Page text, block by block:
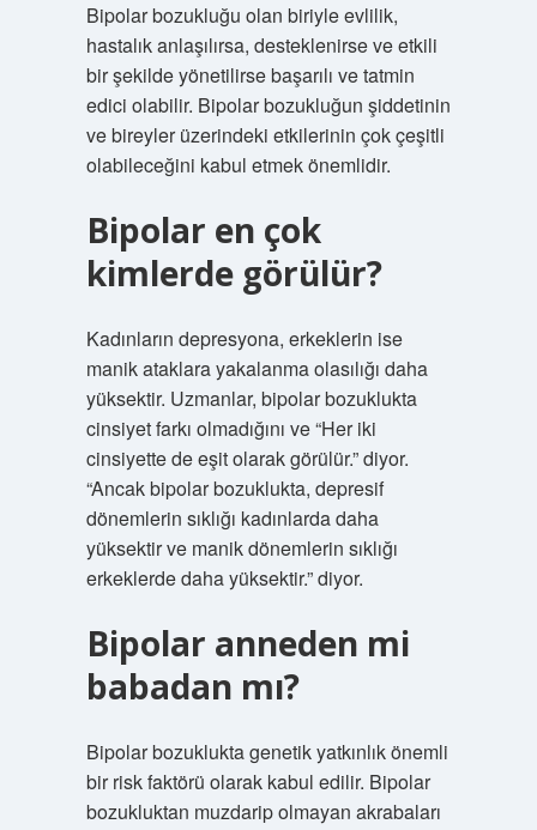
Bipolar bozukluğu olan biriyle evlilik,
hastalık anlaşılırsa, desteklenirse ve etkili
bir şekilde yönetilirse başarılı ve tatmin
edici olabilir. Bipolar bozukluğun şiddetinin
ve bireyler üzerindeki etkilerinin çok çeşitli
olabileceğini kabul etmek önemlidir.
Bipolar en çok
kimlerde görülür?
Kadınların depresyona, erkeklerin ise
manik ataklara yakalanma olasılığı daha
yüksektir. Uzmanlar, bipolar bozuklukta
cinsiyet farkı olmadığını ve “Her iki
cinsiyette de eşit olarak görülür.” diyor.
“Ancak bipolar bozuklukta, depresif
dönemlerin sıklığı kadınlarda daha
yüksektir ve manik dönemlerin sıklığı
erkeklerde daha yüksektir.” diyor.
Bipolar anneden mi
babadan mı?
Bipolar bozuklukta genetik yatkınlık önemli
bir risk faktörü olarak kabul edilir. Bipolar
bozukluktan muzdarip olmayan akrabaları